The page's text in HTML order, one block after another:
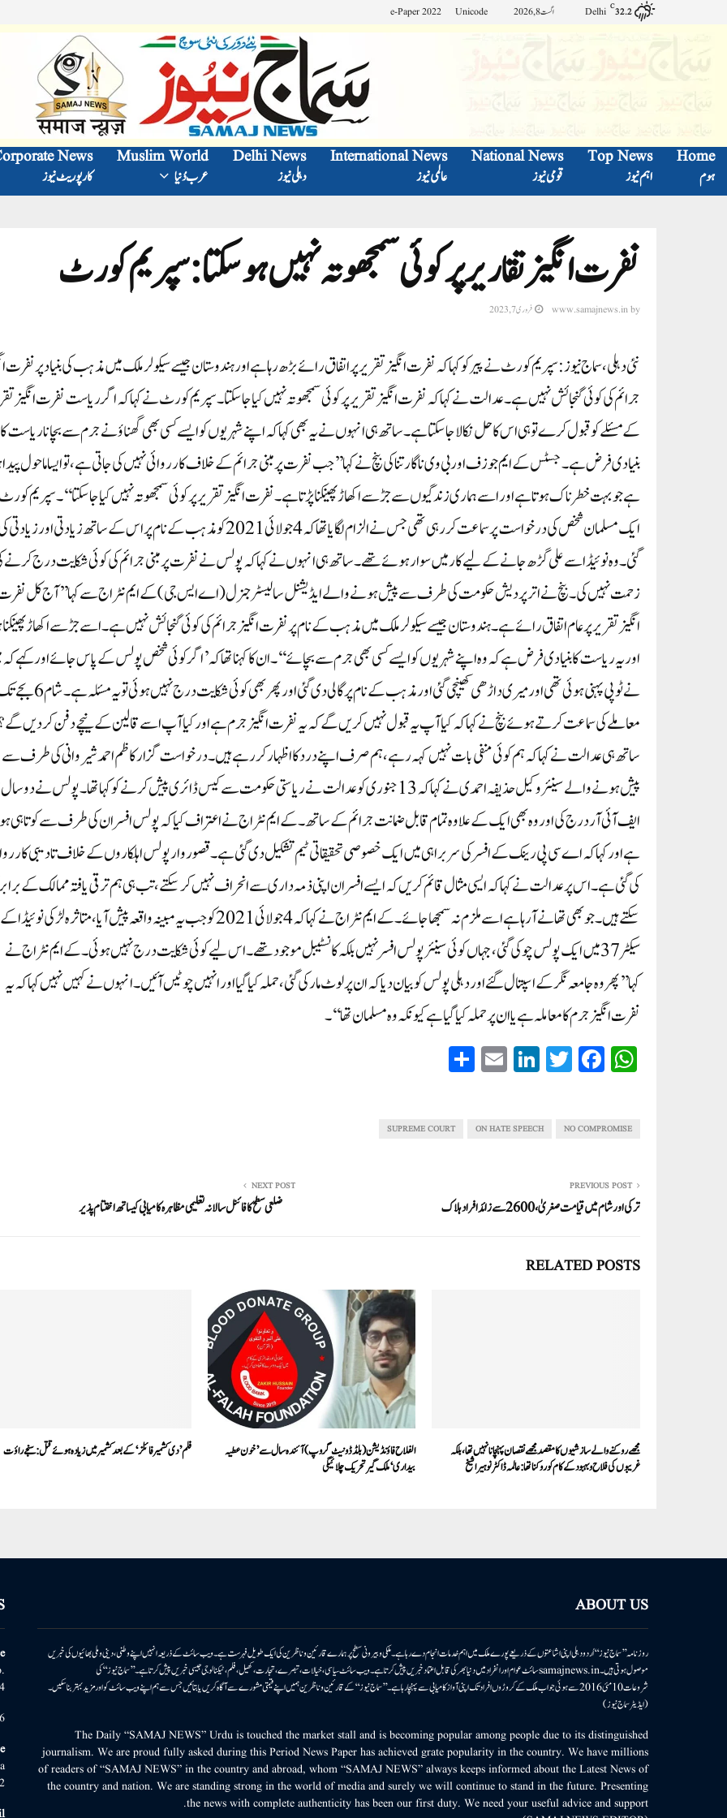
32.2
C
Delhi اگست 8, 2026 Unicode
e-Paper 2022
Home
ہوم
Top News
اہم نیوز
National News
قومی نیوز
International News
عالمی نیوز
Delhi News
دہلی نیوز
Muslim World
عرب دُنیا
News
کارپوریٹ نیوز
نفرت انگیز تقاریر پر کوئی سمجھوتہ نہیں ہوسکتا:سپریم کورٹ
by
www.samajnews.in فروری 7, 2023
نئی دہلی، سماج نیوز: سپریم کورٹ نے پیر کو کہا کہ نفرت انگیز تقریر پر اتفاق رائے بڑھ رہا ہے اور ہندوستان جیسے سیکولر ملک میں مذہب کی بنیاد پر نفرت
جرائم کی کوئی گنجائش نہیں ہے۔ عدالت نے کہا کہ نفرت انگیز تقریر پر کوئی سمجھوتہ نہیں کیا جا سکتا۔ سپریم کورٹ نے کہا کہ اگر ریاست نفرت انگیز
کے مسئلے کو قبول کرے تو ہی اس کا حل نکالا جاسکتا ہے۔ ساتھ ہی انہوں نے یہ بھی کہا کہ اپنے شہریوں کو ایسے کسی بھی گھناؤنے جرم سے بچانا ریاست کا
بنیادی فرض ہے۔ جسٹس کے ایم جوزف اور بی وی ناگارتنا کی بنچ نے کہا’’جب نفرت پر مبنی جرائم کے خلاف کارروائی نہیں کی جاتی ہے، تو ایسا ماحول پیدا
ہے جو بہت خطرناک ہوتا ہے اور اسے ہماری زندگیوں سے جڑ سے اکھاڑ پھینکنا پڑتا ہے۔ نفرت انگیز تقریر پر کوئی سمجھوتہ نہیں کیا جا سکتا‘‘۔ سپریم کورٹ
ایک مسلمان شخص کی درخواست پر سماعت کر رہی تھی جس نے الزام لگایا تھا کہ 4 جولائی 2021 کو مذہب کے نام پر اس کے ساتھ زیادتی اور
گئی۔ وہ نوئیڈا سے علی گڑھ جانے کے لیے کار میں سوار ہوئے تھے۔ ساتھ ہی انہوں نے کہا کہ پولس نے نفرت پر مبنی جرائم کی کوئی شکایت درج کرنے
زحمت نہیں کی۔ بنچ نے اتر پردیش حکومت کی طرف سے پیش ہونے والے ایڈیشنل سالیسٹر جنرل (اے ایس جی) کے ایم نٹراج سے کہا’’آج کل
انگیز تقریر پر عام اتفاق رائے ہے۔ ہندوستان جیسے سیکولر ملک میں مذہب کے نام پر نفرت انگیز جرائم کی کوئی گنجائش نہیں ہے۔ اسے جڑ سے اکھاڑ پھینکنا
اور یہ ریاست کا بنیادی فرض ہے کہ وہ اپنے شہریوں کو ایسے کسی بھی جرم سے بچائے‘‘۔ ان کا کہنا تھا کہ ’اگر کوئی شخص پولس کے پاس جائے اور کہے
نے ٹوپی پہنی ہوئی تھی اور میری داڑھی کھینچی گئی اور مذہب کے نام پر گالی دی گئی اور پھر بھی کوئی شکایت درج نہیں
معاملے کی سماعت کرتے ہوئے بنچ نے کہا کہ کیا آپ یہ قبول نہیں کریں گے کہ یہ نفرت انگیز جرم ہے اور کیا آپ اسے قالین کے نیچے دفن کر دیں
ساتھ ہی عدالت نے کہا کہ ہم کوئی منفی بات نہیں کہہ رہے، ہم صرف اپنے درد کا اظہار کر رہے ہیں۔درخواست گزار کاظم احمد شیروانی کی طرف سے
پیش ہونے والے سینئر وکیل حذیفہ احمدی نے کہا کہ 13 جنوری کو عدالت نے ریاستی حکومت سے کیس ڈائری پیش کرنے کو کہا تھا۔ پولس نے دو
ایف آئی آر درج کی اور وہ بھی ایک کے علاوہ تمام قابل ضمانت جرائم کے ساتھ۔کے ایم نٹراج نے اعتراف کیا کہ پولس افسران کی طرف سے کوتاہی
ہے اور کہا کہ اے سی پی رینک کے افسر کی سربراہی میں ایک خصوصی تحقیقاتی ٹیم تشکیل دی گئی ہے۔ قصوروار پولس اہلکاروں کے خلاف تادیبی
کی گئی ہے۔اس پر عدالت نے کہا کہ ایسی مثال قائم کریں کہ ایسے افسران اپنی ذمہ داری سے انحراف نہیں کر سکتے، تب ہی ہم ترقی یافتہ ممالک کے
سکتے ہیں۔ جو بھی تھانے آ رہا ہے اسے ملزم نہ سمجھا جائے۔کے ایم نٹراج نے کہا کہ 4 جولائی 2021 کو جب یہ مبینہ واقعہ پیش آیا، متاثرہ لڑکی نوئیڈا کے
سیکٹر 37 میں ایک پولس چوکی گئی، جہاں کوئی سینئر پولس افسر نہیں بلکہ کانسٹیبل موجود تھے۔ اس لیے کوئی شکایت درج نہیں ہوئی۔کے ایم نٹراج نے
کہا’’پھر وہ جامعہ نگر کے اسپتال گئے اور دہلی پولس کو بیان دیا کہ ان پر لوٹ مار کی گئی، حملہ کیا گیا اور انہیں چوٹیں آئیں۔ انہوں نے کہیں نہیں کہا کہ یہ
نفرت انگیز جرم کا معاملہ ہے یا ان پر حملہ کیا گیا ہے کیونکہ وہ مسلمان تھا‘‘۔
W
ha
A
Fa
ce
ok
T
wi
r
Li
nk
In
E
m
NO COMPROMISE
ON HATE SPEECH
SUPREME COURT
PREVIOUS POST
ترکی اور شام میں قیامت صغریٰ،2600سے زائد افراد ہلاک
NEXT POST
ضلعی سطح کا فائنل سالانہ تعلیمی مظاہرہ کامیابی کیساتھ اختتام پذیر
RELATED POSTS
مجھے روکنے والے سازشیوں کا مقصد مجھے نقصان پہنچانا نہیں تھا، بلکہ
غریبوں کی فلاح و بہبود کے کام کو روکنا تھا: عالمہ ڈاکٹر نوہیرا شیخ
الفلاح فاؤنڈیشن (بلڈ ڈونیٹ گروپ) آئندہ سال سے ’خون عطیہ
بیداری‘ملک گیر تحریک چلائیگی
فلم ’دی کشمیر فائلز‘ کے بعد کشمیر میں زیادہ ہوئے قتل: سنجے راؤت
ABOUT US
روزنامہ ’’سماج نیوز‘‘ اُردو دہلی اپنی اشاعتوں کے ذریعے پورے ملک میں اہم خدمات انجام دے رہا ہے۔ ملکی وبیرونی سطح پر ہمارے قارئین وناظرین کی ایک طویل فہرست ہے۔ ویب سائٹ کے ذریعہ انہیں اپنے وطنی، دینی وملی بھائیوں کی خبریں
موصول ہوتی ہیں۔samajnews.inسائٹ عوام اور انفراد میں دنیا بھر کی قابل اعتماد خبریں پیش کرتا ہے۔ ویب سائٹ سیاسی، خیالات، تبصرے، تجارت، کھیل، فلم، ٹیکنالوجی جیسی خبریں پیش کرتا ہے۔ ’’سماج نیوز‘‘ کی
شروعات 10مئی 2016 سے ہوئی جو اب ملک کے کروڑوں افراد تک اپنی آواز کامیابی سے پہنچا رہا ہے۔ ’’سماج نیوز‘‘ کے قارئین وناظرین ہمیں اپنے قیمتی مشورے سے آگاہ کریں یا بتائیں جس سے ہم اپنے ویب سائٹ کو اور مزید بہتر بناسکیں۔
(ایڈیٹر سماج نیوز)
The Daily “SAMAJ NEWS” Urdu is touched the market stall and is becoming popular among people due to its distinguished
journalism. We are proud fully asked during this Period News Paper has achieved grate popularity in the country. We have millions
of readers of “SAMAJ NEWS” in the country and abroad, whom “SAMAJ NEWS” always keeps informed about the Latest News of
the country and nation. We are standing strong in the world of media and surely we will continue to stand in the future. Presenting
the news with complete authenticity has been our first duty. We need your useful advice and support.